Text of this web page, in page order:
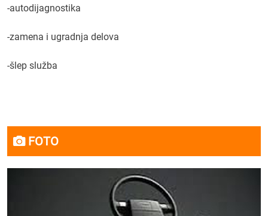
-autodijagnostika
-zamena i ugradnja delova
-šlep služba
FOTO